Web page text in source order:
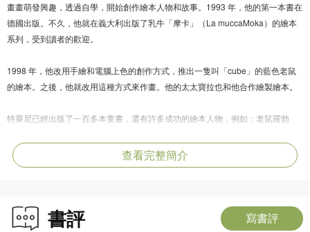
畫畫萌發興趣，透過自學，開始創作繪本人物和故事。1993 年，他的第一本書在
德國出版。不久，他就在義大利出版了乳牛「摩卡」（La muccaMoka）的繪本
系列，受到讀者的歡迎。
1998 年，他改用手繪和電腦上色的創作方式，推出一隻叫「cube」的藍色老鼠
的繪本。之後，他就改用這種方式來作畫。他的太太寶拉也和他合作繪製繪本。
特萊尼已經出版了一百多本童書，還有許多成功的繪本人物，例如：老鼠羅勃
已經譯成德文、法文、俄文、匈牙利文、希臘文、韓文、日文、葡萄文、土耳其
文、荷蘭文、英文、中文、捷克文等多國文字。
查看完整簡介
書評 寫書評